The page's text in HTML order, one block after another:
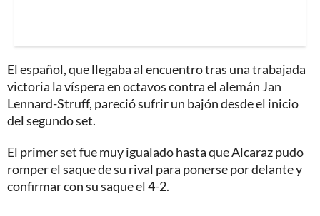
El español, que llegaba al encuentro tras una trabajada
victoria la víspera en octavos contra el alemán Jan
Lennard-Struff, pareció sufrir un bajón desde el inicio
del segundo set.
El primer set fue muy igualado hasta que Alcaraz pudo
romper el saque de su rival para ponerse por delante y
confirmar con su saque el 4-2.